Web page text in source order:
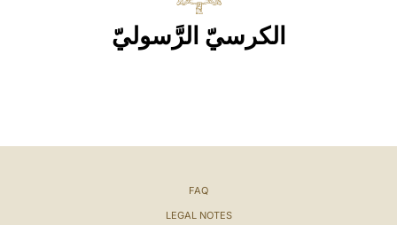
الكرسيّ الرَّسوليّ
FAQ
LEGAL NOTES